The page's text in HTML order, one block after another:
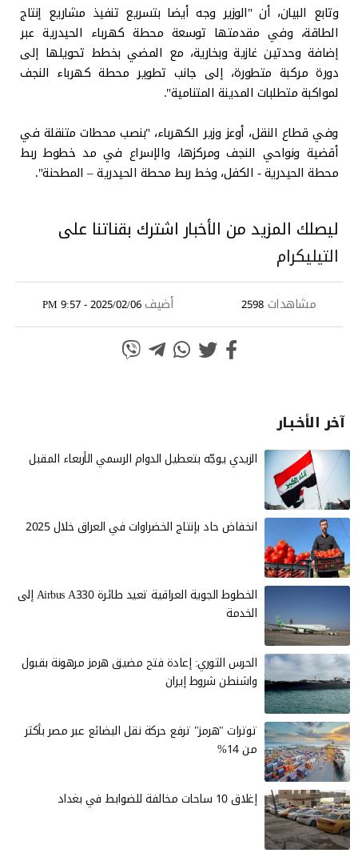
وتابع البيان، أن "الوزير وجه أيضا بتسريع تنفيذ مشاريع إنتاج
الطاقة، وفي مقدمتها ‏توسعة محطة كهرباء الحيدرية عبر
إضافة وحدتين غازية وبخارية، مع المضي بخطط تحويلها ‏إلى
دورة مركبة متطورة، إلى جانب تطوير محطة كهرباء النجف
لمواكبة متطلبات المدينة ‏المتنامية".‏
وفي قطاع النقل، أوعز وزير الكهرباء، "بنصب محطات متنقلة في
أقضية ونواحي النجف ومركزها، ‏والإسراع في مد خطوط ربط
محطة الحيدرية - الكفل، وخط ربط محطة الحيدرية – المطحنة".‏
ليصلك المزيد من الأخبار اشترك بقناتنا على
التيليكرام
مشاهدات 2598 أضيف2025/02/06 - 9:57 PM
آخر الأخـبـار
الزيدي يوجّه بتعطيل الدوام الرسمي الأربعاء المقبل
انخفاض حاد بإنتاج الخضراوات في العراق خلال 2025
الخطوط الجوية العراقية تعيد طائرة Airbus A330 إلى
الخدمة
الحرس الثوري: إعادة فتح مضيق هرمز مرهونة بقبول
واشنطن شروط إيران
توترات "هرمز" ترفع حركة نقل البضائع عبر مصر بأكثر
من 14%
إغلاق 10 ساحات مخالفة للضوابط في بغداد